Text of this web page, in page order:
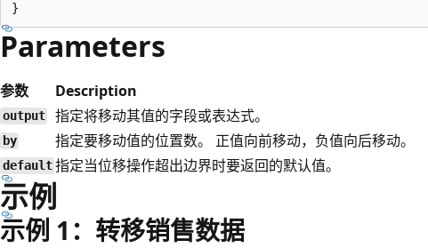
Parameters
参数 Description
output 指定将移动其值的字段或表达式。
by 指定要移动值的位置数。 正值向前移动，负值向后移动。
default 指定当位移操作超出边界时要返回的默认值。
示例
示例 1：转移销售数据